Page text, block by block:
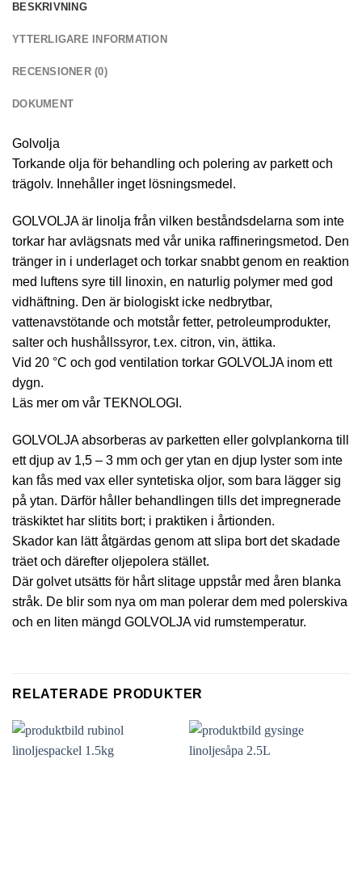
BESKRIVNING
YTTERLIGARE INFORMATION
RECENSIONER (0)
DOKUMENT
Golvolja
Torkande olja för behandling och polering av parkett och
trägolv. Innehåller inget lösningsmedel.
GOLVOLJA är linolja från vilken beståndsdelarna som inte
torkar har avlägsnats med vår unika raffineringsmetod. Den
tränger in i underlaget och torkar snabbt genom en reaktion
med luftens syre till linoxin, en naturlig polymer med god
vidhäftning. Den är biologiskt icke nedbrytbar,
vattenavstötande och motstår fetter, petroleumprodukter,
salter och hushållssyror, t.ex. citron, vin, ättika.
Vid 20 °C och god ventilation torkar GOLVOLJA inom ett
dygn.
Läs mer om vår TEKNOLOGI.
GOLVOLJA absorberas av parketten eller golvplankorna till
ett djup av 1,5 – 3 mm och ger ytan en djup lyster som inte
kan fås med vax eller syntetiska oljor, som bara lägger sig
på ytan. Därför håller behandlingen tills det impregnerade
träskiktet har slitits bort; i praktiken i årtionden.
Skador kan lätt åtgärdas genom att slipa bort det skadade
träet och därefter oljepolera stället.
Där golvet utsätts för hårt slitage uppstår med åren blanka
stråk. De blir som nya om man polerar dem med polerskiva
och en liten mängd GOLVOLJA vid rumstemperatur.
RELATERADE PRODUKTER